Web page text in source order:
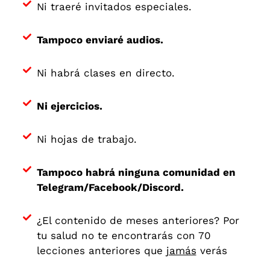
Ni traeré invitados especiales.
Tampoco enviaré audios.
Ni habrá clases en directo.
Ni ejercicios.
Ni hojas de trabajo.
Tampoco habrá ninguna comunidad en
Telegram/Facebook/Discord.
¿El contenido de meses anteriores? Por
tu salud no te encontrarás con 70
lecciones anteriores que jamás verás